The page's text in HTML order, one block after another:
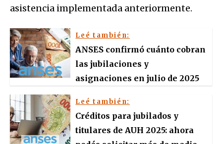
asistencia implementada anteriormente.
Leé también:
ANSES confirmó cuánto cobran
las jubilaciones y
asignaciones en julio de 2025
Leé también:
Créditos para jubilados y
titulares de AUH 2025: ahora